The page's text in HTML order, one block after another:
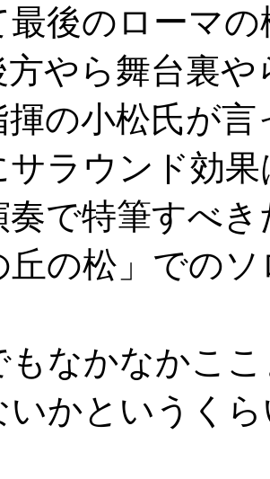
最後のローマの
方やら舞台裏
揮の小松氏が
サラウンド効
奏で特筆すべ
丘の松」での
もなかなかこ
いかというく